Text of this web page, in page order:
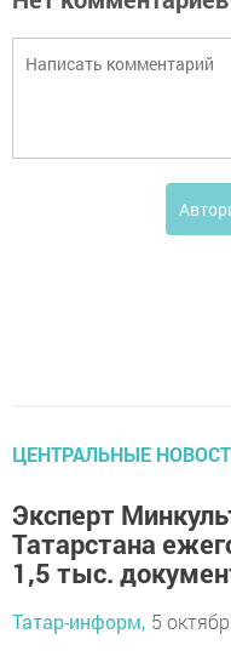
ЦЕНТРАЛЬНЫЕ
Эксперт
Татарстана
1,5 тыс.
Татар-информ, 5